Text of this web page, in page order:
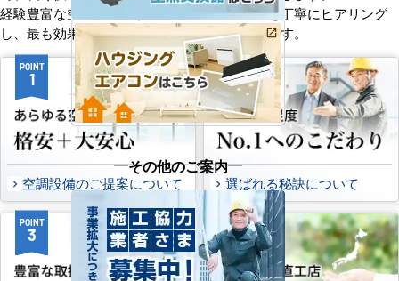
経験豊富な空調技術者が現場の状況やご要望を丁寧にヒアリング
し、最も効果的で効率的なプランをお届けします。
POINT
1
空調設備のご提案について
POINT
2
選ばれる秘訣について
POINT
3
POINT
4
その他のご案内